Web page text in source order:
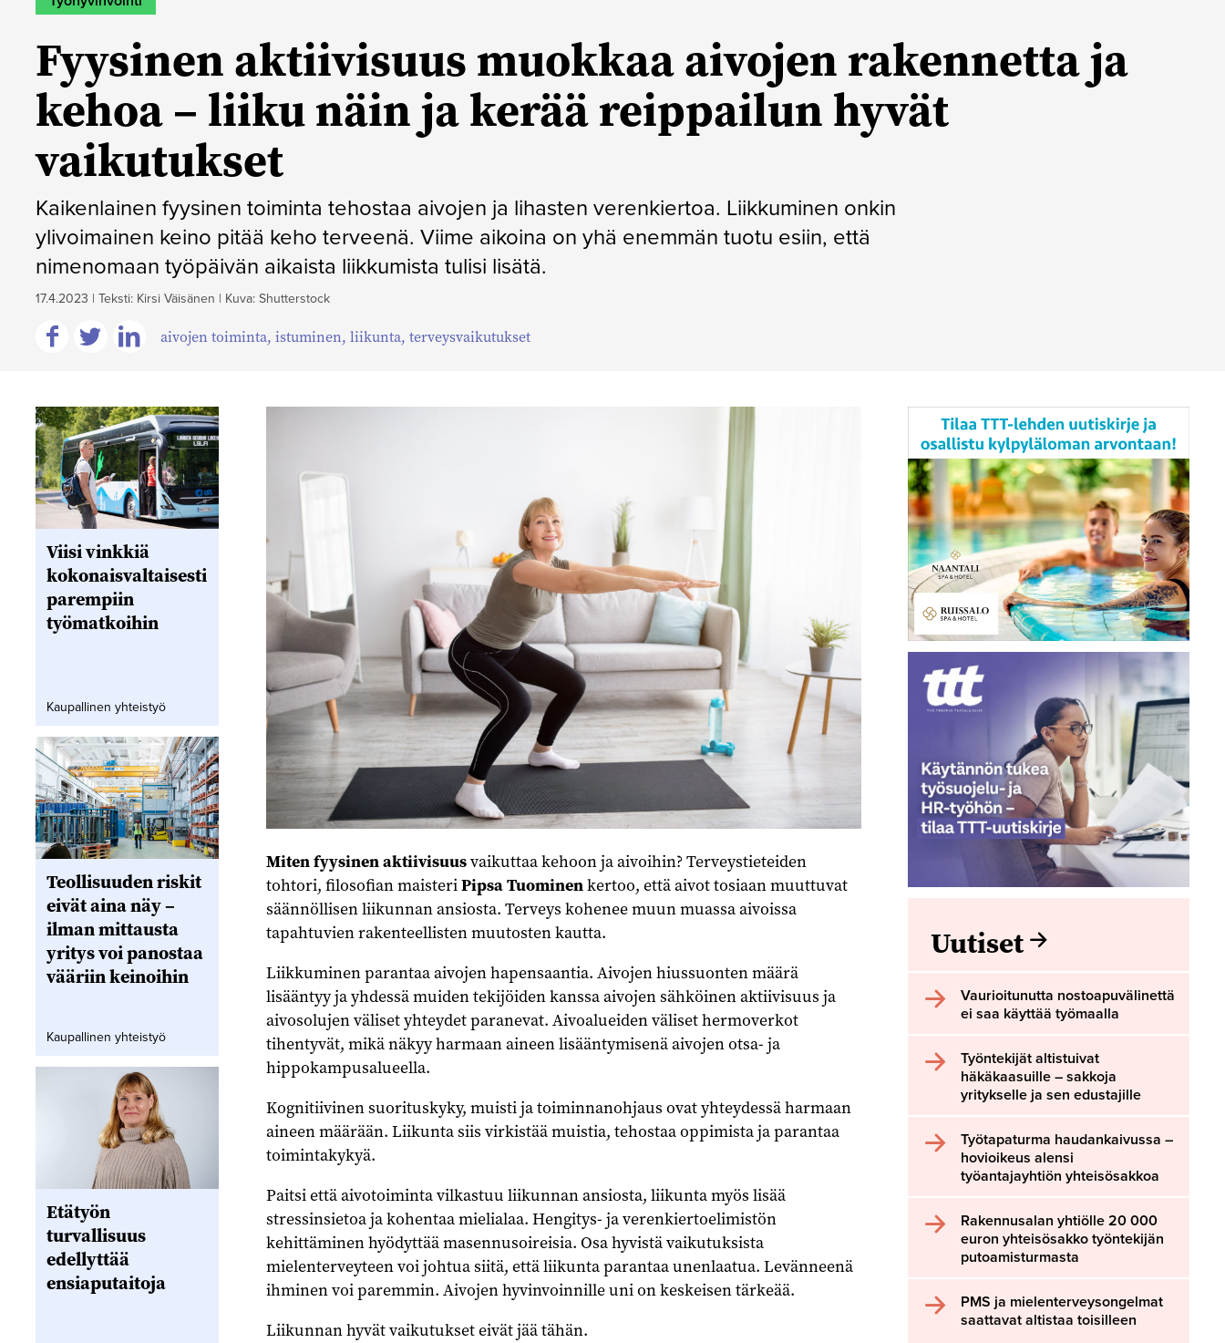
Fyysinen aktiivisuus muokkaa aivojen rakennetta ja
kehoa – liiku näin ja kerää reippailun hyvät
vaikutukset
Kaikenlainen fyysinen toiminta tehostaa aivojen ja lihasten verenkiertoa. Liikkuminen onkin
ylivoimainen keino pitää keho terveenä. Viime aikoina on yhä enemmän tuotu esiin, että
nimenomaan työpäivän aikaista liikkumista tulisi lisätä.
17.4.2023 | Teksti: Kirsi Väisänen | Kuva: Shutterstock
Facebookissa
Twitterissä
Linkedinissä
aivojen toiminta, istuminen, liikunta, terveysvaikutukset
Miten fyysinen aktiivisuusvaikuttaa kehoon ja aivoihin? Terveystieteiden
tohtori, filosofian maisteriPipsa Tuominenkertoo, että aivot tosiaan muuttuvat
säännöllisen liikunnan ansiosta. Terveys kohenee muun muassa aivoissa
tapahtuvien rakenteellisten muutosten kautta.
Liikkuminen parantaa aivojen hapensaantia. Aivojen hiussuonten määrä
lisääntyy ja yhdessä muiden tekijöiden kanssa aivojen sähköinen aktiivisuus ja
aivosolujen väliset yhteydet paranevat. Aivoalueiden väliset hermoverkot
tihentyvät, mikä näkyy harmaan aineen lisääntymisenä aivojen otsa- ja
hippokampusalueella.
Kognitiivinen suorituskyky, muisti ja toiminnanohjaus ovat yhteydessä harmaan
aineen määrään. Liikunta siis virkistää muistia, tehostaa oppimista ja parantaa
toimintakykyä.
Paitsi että aivotoiminta vilkastuu liikunnan ansiosta, liikunta myös lisää
stressinsietoa ja kohentaa mielialaa. Hengitys- ja verenkiertoelimistön
kehittäminen hyödyttää masennusoireisia. Osa hyvistä vaikutuksista
mielenterveyteen voi johtua siitä, että liikunta parantaa unenlaatua. Levänneenä
ihminen voi paremmin. Aivojen hyvinvoinnille uni on keskeisen tärkeää.
Liikunnan hyvät vaikutukset eivät jää tähän.
Viisi vinkkiä
kokonaisvaltaisesti
parempiin
työmatkoihin
Kaupallinen yhteistyö
Teollisuuden riskit
eivät aina näy –
ilman mittausta
yritys voi panostaa
vääriin keinoihin
Kaupallinen yhteistyö
Etätyön
turvallisuus
edellyttää
ensiaputaitoja
Uutiset
Vaurioitunutta nostoapuvälinettä
ei saa käyttää työmaalla
Työntekijät altistuivat
häkäkaasuille – sakkoja
yritykselle ja sen edustajille
Työtapaturma haudankaivussa –
hovioikeus alensi
työantajayhtiön yhteisösakkoa
Rakennusalan yhtiölle 20 000
euron yhteisösakko työntekijän
putoamisturmasta
PMS ja mielenterveysongelmat
saattavat altistaa toisilleen